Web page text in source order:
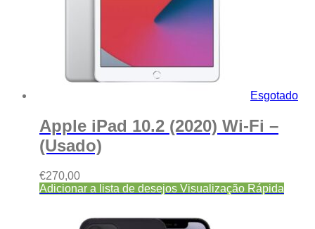
Esgotado
Apple iPad 10.2 (2020) Wi-Fi –
(Usado)
€270,00
Adicionar a lista de desejos Visualização Rápida